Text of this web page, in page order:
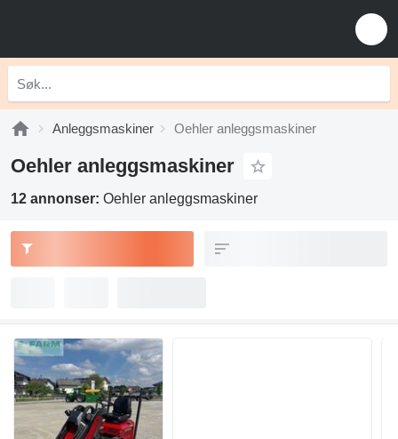
Anleggsmaskiner Oehler anleggsmaskiner
Oehler anleggsmaskiner
12 annonser: Oehler anleggsmaskiner